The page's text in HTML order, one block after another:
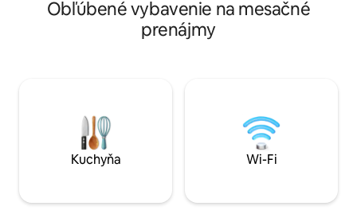
Obľúbené vybavenie na mesačné
prenájmy
Kuchyňa Wi-Fi